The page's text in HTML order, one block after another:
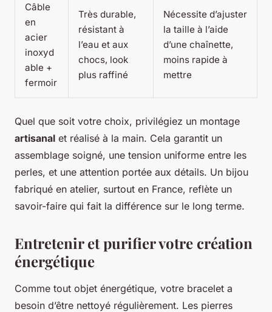
Câble
en
acier
inoxyd
able +
fermoir
Très durable,
résistant à
l’eau et aux
chocs, look
plus raffiné
Nécessite d’ajuster
la taille à l’aide
d’une chaînette,
moins rapide à
mettre
Quel que soit votre choix, privilégiez un montage
artisanal et réalisé à la main. Cela garantit un
assemblage soigné, une tension uniforme entre les
perles, et une attention portée aux détails. Un bijou
fabriqué en atelier, surtout en France, reflète un
savoir-faire qui fait la différence sur le long terme.
Entretenir et purifier votre création
énergétique
Comme tout objet énergétique, votre bracelet a
besoin d’être nettoyé régulièrement. Les pierres